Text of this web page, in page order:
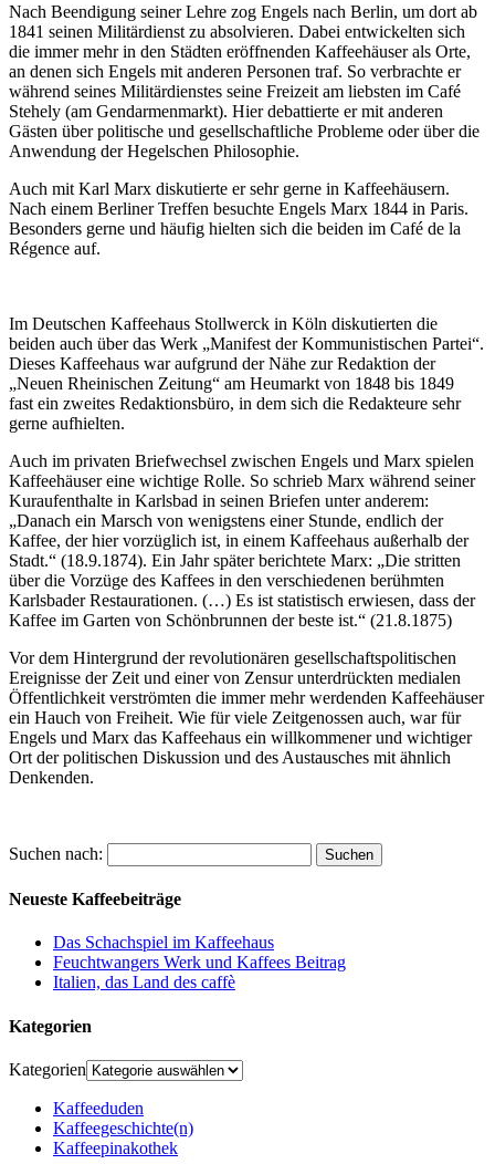
Nach Beendigung seiner Lehre zog Engels nach Berlin, um dort ab
1841 seinen Militärdienst zu absolvieren. Dabei entwickelten sich
die immer mehr in den Städten eröffnenden Kaffeehäuser als Orte,
an denen sich Engels mit anderen Personen traf. So verbrachte er
während seines Militärdienstes seine Freizeit am liebsten im Café
Stehely (am Gendarmenmarkt). Hier debattierte er mit anderen
Gästen über politische und gesellschaftliche Probleme oder über die
Anwendung der Hegelschen Philosophie.
Auch mit Karl Marx diskutierte er sehr gerne in Kaffeehäusern.
Nach einem Berliner Treffen besuchte Engels Marx 1844 in Paris.
Besonders gerne und häufig hielten sich die beiden im Café de la
Régence auf.
Im Deutschen Kaffeehaus Stollwerck in Köln diskutierten die
beiden auch über das Werk „Manifest der Kommunistischen Partei“.
Dieses Kaffeehaus war aufgrund der Nähe zur Redaktion der
„Neuen Rheinischen Zeitung“ am Heumarkt von 1848 bis 1849
fast ein zweites Redaktionsbüro, in dem sich die Redakteure sehr
gerne aufhielten.
Auch im privaten Briefwechsel zwischen Engels und Marx spielen
Kaffeehäuser eine wichtige Rolle. So schrieb Marx während seiner
Kuraufenthalte in Karlsbad in seinen Briefen unter anderem:
„Danach ein Marsch von wenigstens einer Stunde, endlich der
Kaffee, der hier vorzüglich ist, in einem Kaffeehaus außerhalb der
Stadt.“ (18.9.1874). Ein Jahr später berichtete Marx: „Die stritten
über die Vorzüge des Kaffees in den verschiedenen berühmten
Karlsbader Restaurationen. (…) Es ist statistisch erwiesen, dass der
Kaffee im Garten von Schönbrunnen der beste ist.“ (21.8.1875)
Vor dem Hintergrund der revolutionären gesellschaftspolitischen
Ereignisse der Zeit und einer von Zensur unterdrückten medialen
Öffentlichkeit verströmten die immer mehr werdenden Kaffeehäuser
ein Hauch von Freiheit. Wie für viele Zeitgenossen auch, war für
Engels und Marx das Kaffeehaus ein willkommener und wichtiger
Ort der politischen Diskussion und des Austausches mit ähnlich
Denkenden.
Suchen nach:
Neueste Kaffeebeiträge
Das Schachspiel im Kaffeehaus
Feuchtwangers Werk und Kaffees Beitrag
Italien, das Land des caffè
Kategorien
Kategorien
Kaffeeduden
Kaffeegeschichte(n)
Kaffeepinakothek